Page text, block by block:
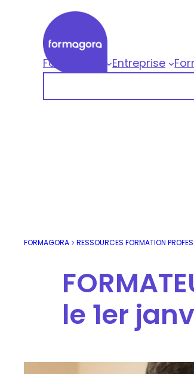
contenu
Formagora
Formagora Entreprise
FORMAGORA > RESSOURCES FORMATION
le 1er